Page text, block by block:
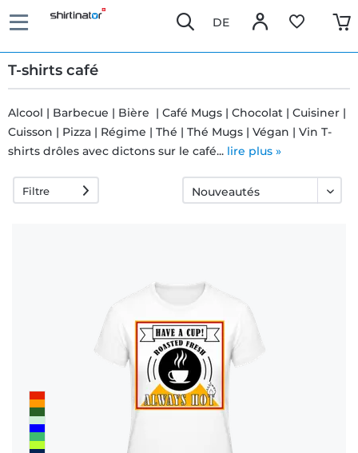
DE
T-shirts café
Livraison
Alcool | Barbecue | Bière | Café Mugs | Chocolat | Cuisiner |
Cuisson | Pizza | Régime | Thé | Thé Mugs | Végan | Vin T-
shirts drôles avec dictons sur le café... lire plus »
Filtre